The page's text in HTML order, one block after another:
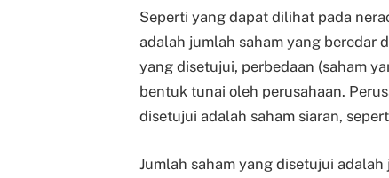
Seperti yang dapat dilihat pada
adalah jumlah saham yang beredar
yang disetujui, perbedaan (saham
bentuk tunai oleh perusahaan.
disetujui adalah saham siaran,
Jumlah saham yang disetujui